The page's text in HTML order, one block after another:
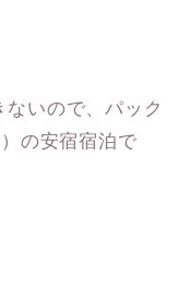
ないので、パック
の安宿宿泊で